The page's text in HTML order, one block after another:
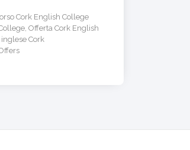
Cork English College
,Offerta Cork English
Cork